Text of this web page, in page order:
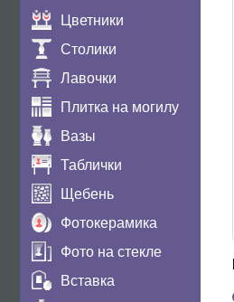
Цветники
Столики
Лавочки
Плитка на могилу
Вазы
Таблички
Щебень
Фотокерамика
Фото на стекле
Вставка